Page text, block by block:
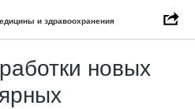
и здравоохранения
новых